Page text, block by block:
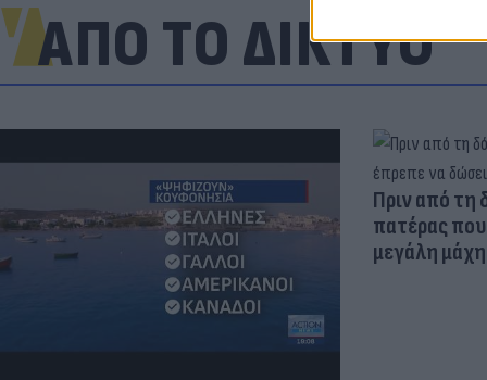
ΑΠΟ ΤΟ ΔΙΚΤΥΟ
Πριν από τη
πατέρας
μεγάλη μάχη